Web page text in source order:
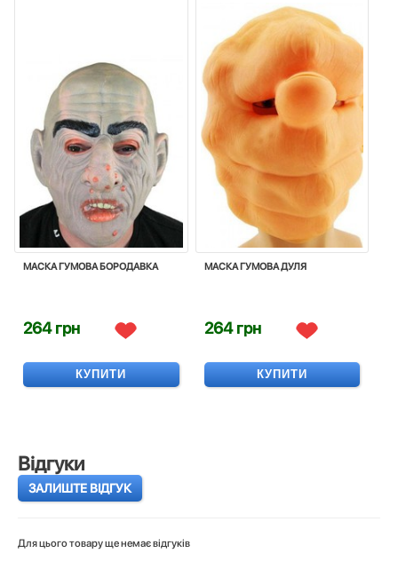
МАСКА ГУМОВА БОРОДАВКА
264 грн
КУПИТИ
МАСКА ГУМОВА ДУЛЯ
264 грн
КУПИТИ
Відгуки
ЗАЛИШТЕ ВІДГУК
Для цього товару ще немає відгуків